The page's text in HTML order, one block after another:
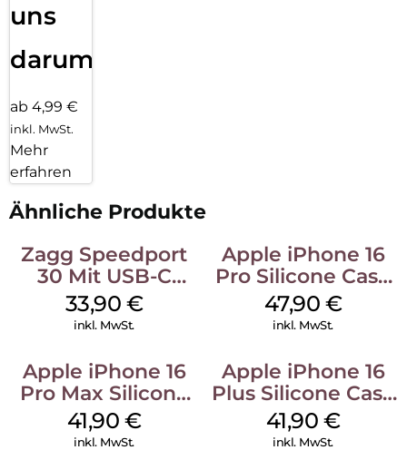
uns
darum!
ab 4,99 €
inkl. MwSt.
Mehr
erfahren
Ähnliche Produkte
Zagg Speedport
30 Mit USB-C
Kabel Weiß
33,90 €
inkl. MwSt.
Apple iPhone 16
Pro Silicone Case
MagSafe Denim
47,90 €
inkl. MwSt.
Apple iPhone 16
Pro Max Silicone
Case MagSafe
Ultramarine
41,90 €
inkl. MwSt.
Apple iPhone 16
Plus Silicone Case
MagSafe Stone
Gray
41,90 €
inkl. MwSt.